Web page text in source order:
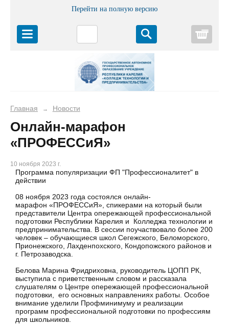
Перейти на полную версию
Главная → Новости
Онлайн-марафон
«ПРОФЕССиЯ»
10 ноября 2023 г.
Программа популяризации ФП "Профессионалитет" в
действии
08 ноября 2023 года состоялся онлайн-
марафон «ПРОФЕССиЯ», спикерами на который были
представители Центра опережающей профессиональной
подготовки Республики Карелия и Колледжа технологии и
предпринимательства. В сессии поучаствовало более 200
человек – обучающиеся школ Сегежского, Беломорского,
Прионежского, Лахденпохского, Кондопожского районов и
г. Петрозаводска.
Белова Марина Фридриховна, руководитель ЦОПП РК,
выступила с приветственным словом и рассказала
слушателям о Центре опережающей профессиональной
подготовки, его основных направлениях работы. Особое
внимание уделили Профминимуму и реализации
программ профессиональной подготовки по профессиям
для школьников.